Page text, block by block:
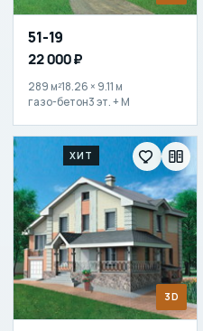
51-19
22 000 ₽
289 м²18.26 × 9.11 м
газо-бетон3 эт. + М
3D
ХИТ